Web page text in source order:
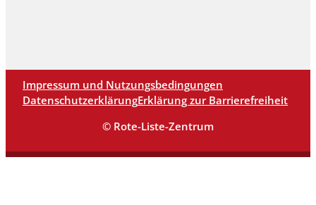
Impressum und Nutzungsbedingungen
DatenschutzerklärungErklärung zur Barrierefreiheit
© Rote-Liste-Zentrum